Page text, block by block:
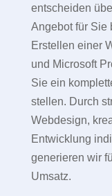
entscheiden
Angebot für Sie
Erstellen einer
und Microsoft
Sie ein
stellen. Durch
Webdesign,
Entwicklung
generieren wir
Umsatz.